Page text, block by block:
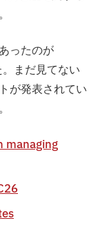
ったのが
まだ見てない
が発表されてい
managing